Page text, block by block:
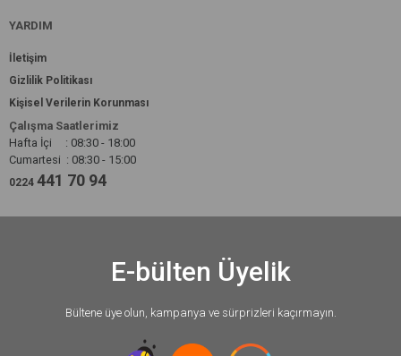
YARDIM
İletişim
Gizlilik Politikası
Kişisel Verilerin Korunması
Çalışma Saatlerimiz
Hafta İçi : 08:30 - 18:00
Cumartesi : 08:30 - 15:00
0224 441 70 94
E-bülten Üyelik
Bültene üye olun, kampanya ve sürprizleri kaçırmayın.